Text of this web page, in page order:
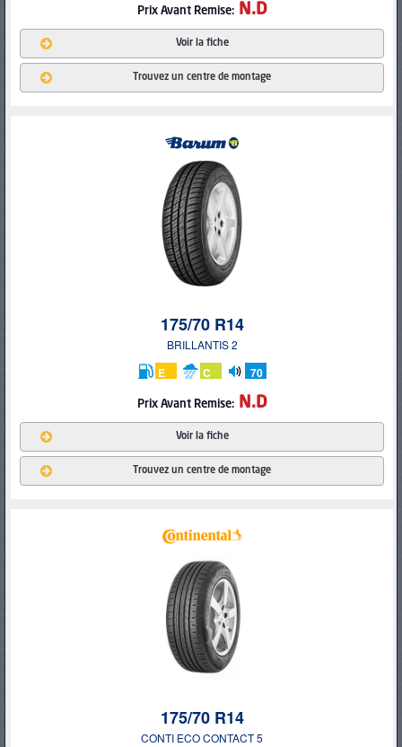
Prix Avant Remise:N.D
Voir la fiche
Trouvez un centre de montage
175/70 R14
BRILLANTIS 2
E C
70
Prix Avant Remise:N.D
Voir la fiche
Trouvez un centre de montage
175/70 R14
CONTI ECO CONTACT 5